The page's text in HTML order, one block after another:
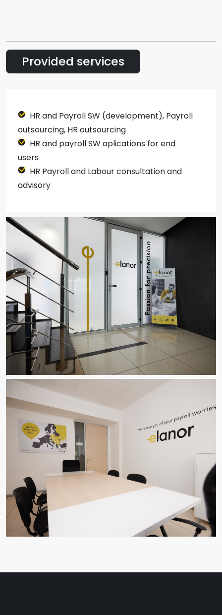
Provided services
HR and Payroll SW (development), Payroll
outsourcing, HR outsourcing
HR and payroll SW aplications for end
users
HR Payroll and Labour consultation and
advisory